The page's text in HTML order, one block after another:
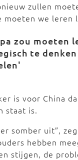
zullen
moeten we leren
zou moeten
te
is voor China
staat is.
somber uit”,
hebben
stijgen, de